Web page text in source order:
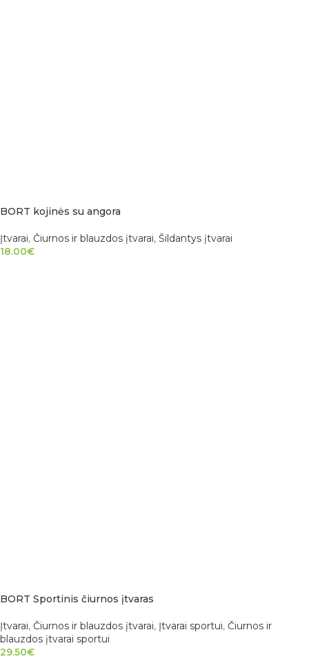
BORT kojinės su angora
Įtvarai, Čiurnos ir blauzdos įtvarai, Šildantys įtvarai
18.00€
BORT Sportinis čiurnos įtvaras
Įtvarai, Čiurnos ir blauzdos įtvarai, Įtvarai sportui, Čiurnos ir
blauzdos įtvarai sportui
29.50€